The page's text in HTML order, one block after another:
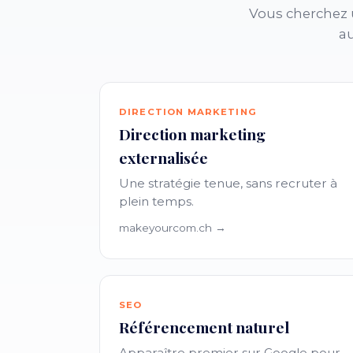
Vous
DIRECTION MARKETING
Direction marketing
externalisée
Une stratégie tenue, sans recruter à
plein temps.
makeyourcom.ch →
SEO
Référencement naturel